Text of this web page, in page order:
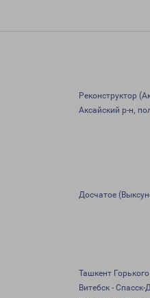
Реконструктор
Аксайский р-н,
Досчатое
Ташкент
Витебск -